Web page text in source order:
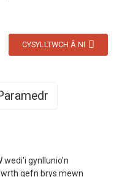
CYSYLLTWCH Â NI
wedi'i gynllunio'n
gefn brys mewn
AVR